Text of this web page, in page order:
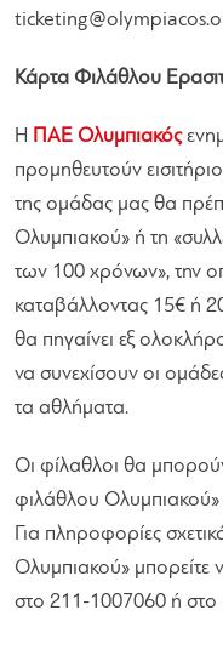
Κάρτα Φιλάθλου
Η ΠΑΕ Ολυμπιακός
προμηθευτούν
της ομάδας μας θα
Ολυμπιακού» ή τη
των 100 χρόνων», την
καταβάλλοντας 15€ ή
θα πηγαίνει εξ
να συνεχίσουν οι
τα αθλήματα.
Οι φίλαθλοι θα
φιλάθλου
Για πληροφορίες
Ολυμπιακού» μπορείτε
στο 211-1007060 ή στο